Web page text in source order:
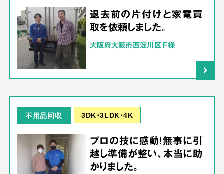
退去前の片付けと家電買
取を依頼しました。
大阪府大阪市西淀川区 F様
不用品回収 3DK･3LDK･4K
プロの技に感動！無事に引
越し準備が整い、本当に助
かりました。